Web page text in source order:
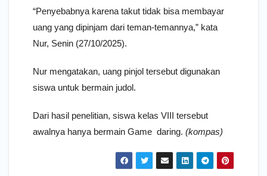
“Penyebabnya karena takut tidak bisa membayar
uang yang dipinjam dari teman-temannya,” kata
Nur, Senin (27/10/2025).
Nur mengatakan, uang pinjol tersebut digunakan
siswa untuk bermain judol.
Dari hasil penelitian, siswa kelas VIII tersebut
awalnya hanya bermain Game daring. (kompas)